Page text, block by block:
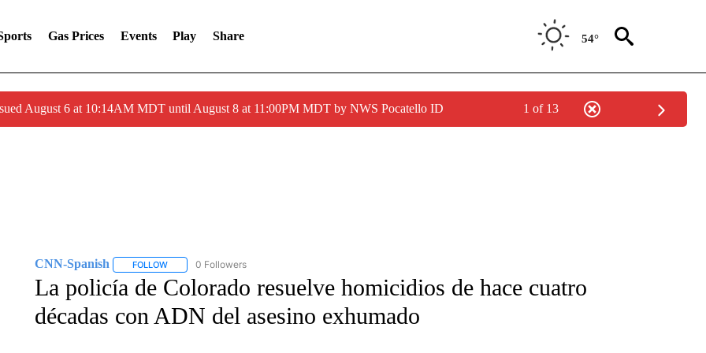
Gas Prices Events Play Share 54°
August 6 at 10:14AM MDT until August 8 at 11:00PM MDT by NWS Pocatello ID 1 of 13
CNN-Spanish FOLLOWFOLLOW "CNN-SPANISH" TO RECEIVE NOTIFICATIONS ABOUT NEW PAGES ON "CNN-SPANISH".
0 Followers
La policía de Colorado resuelve homicidios de hace cuatro
décadas con ADN del asesino exhumado